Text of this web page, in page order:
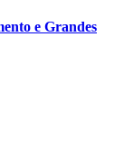
e Grandes